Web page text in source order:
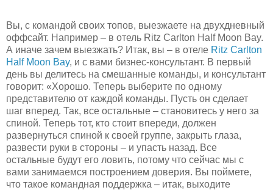
Вы, с командой своих топов, выезжаете на двухдневный
оффсайт. Например – в отель Ritz Carlton Half Moon Bay.
А иначе зачем выезжать? Итак, вы – в отеле Ritz Carlton
Half Moon Bay, и с вами бизнес-консультант. В первый
день вы делитесь на смешанные команды, и консультант
говорит: «Хорошо. Теперь выберите по одному
представителю от каждой команды. Пусть он сделает
шаг вперед. Так, все остальные – становитесь у него за
спиной. Теперь тот, кто стоит впереди, должен
развернуться спиной к своей группе, закрыть глаза,
развести руки в стороны – и упасть назад. Все
остальные будут его ловить, потому что сейчас мы с
вами занимаемся построением доверия. Вы поймете,
что такое командная поддержка – итак, выходите